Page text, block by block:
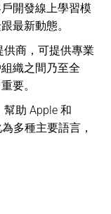
開發線上學習模
最新動態。
供商，可提供專業
織之間乃至全
要。
助 Apple 和
多種主要語言，